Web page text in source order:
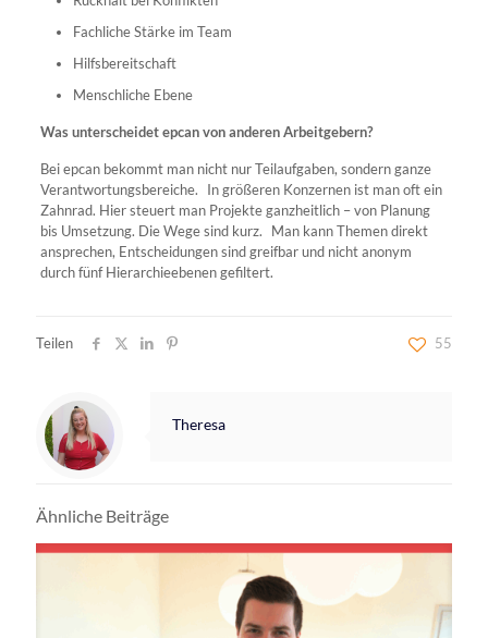
Fachliche Stärke im Team
Hilfsbereitschaft
Menschliche Ebene
Was unterscheidet epcan von anderen Arbeitgebern?
Bei epcan bekommt man nicht nur Teilaufgaben, sondern ganze
Verantwortungsbereiche. In größeren Konzernen ist man oft ein
Zahnrad. Hier steuert man Projekte ganzheitlich – von Planung
bis Umsetzung. Die Wege sind kurz. Man kann Themen direkt
ansprechen, Entscheidungen sind greifbar und nicht anonym
durch fünf Hierarchieebenen gefiltert.
Teilen 55
Theresa
Ähnliche Beiträge